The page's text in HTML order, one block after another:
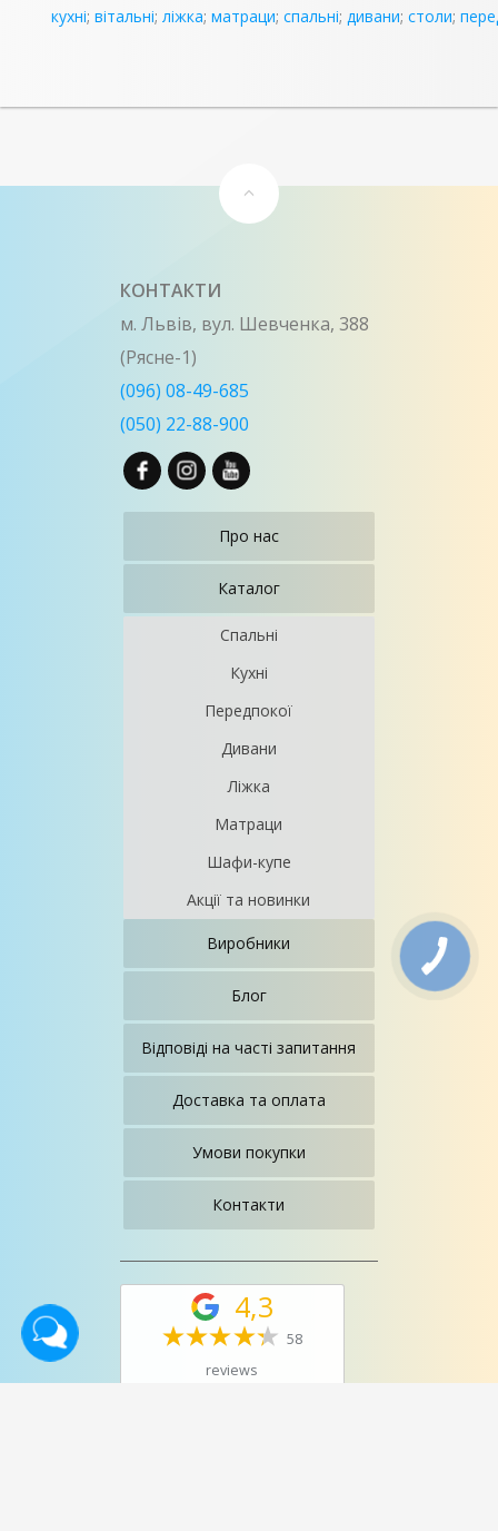
кухні;вітальні; ліжка;матраци;спальні; дивани;столи;
КОНТАКТИ
м. Львів, вул. Шевченка, 388
(Рясне-1)
(096) 08-49-685
(050) 22-88-900
Про нас
Каталог
Спальні
Кухні
Передпокої
Дивани
Ліжка
Матраци
Шафи-купе
Акції та новинки
Виробники
Блог
Відповіді на часті запитання
Доставка та оплата
Умови покупки
Контакти
4,3
58
reviews